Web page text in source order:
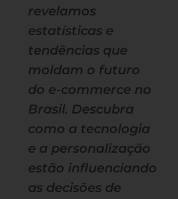
revelamos
estatísticas e
tendências que
moldam o futuro
do e-commerce no
Brasil. Descubra
como a tecnologia
e a personalização
estão influenciando
as decisões de